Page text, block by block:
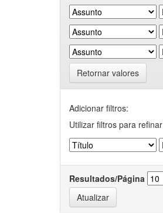
Retornar valores
Adicionar filtros:
Utilizar filtros para
Resultados/Página